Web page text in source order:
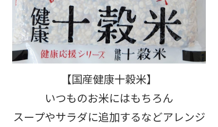
【国産健康十穀米】
いつものお米にはもちろん
スープやサラダに追加するなどアレンジ